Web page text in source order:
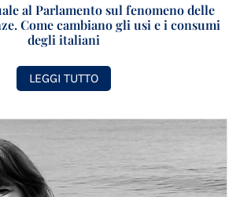
al Parlamento sul fenomeno delle
Come cambiano gli usi e i consumi
degli italiani
LEGGI TUTTO